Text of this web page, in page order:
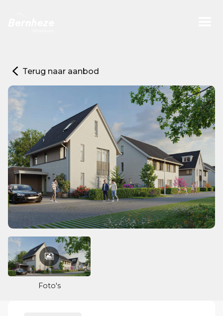
Terug naar aanbod
Foto's